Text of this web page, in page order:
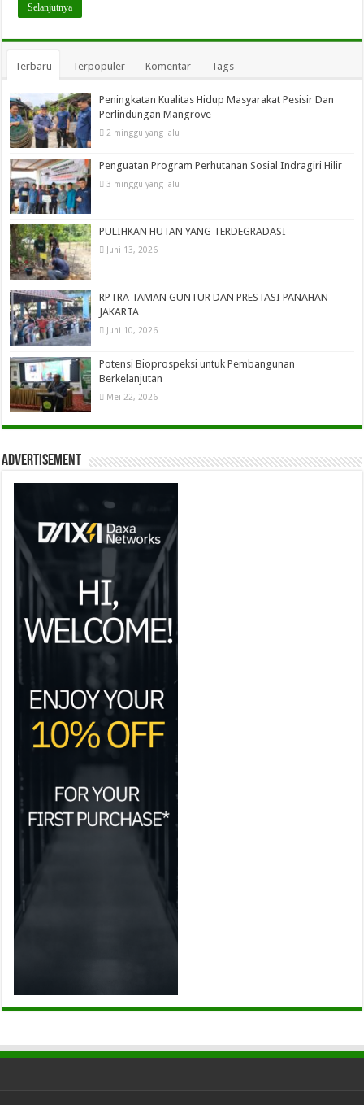
Selanjutnya
Terbaru Terpopuler Komentar Tags
Peningkatan Kualitas Hidup Masyarakat Pesisir Dan
Perlindungan Mangrove
2 minggu yang lalu
Penguatan Program Perhutanan Sosial Indragiri Hilir
3 minggu yang lalu
PULIHKAN HUTAN YANG TERDEGRADASI
Juni 13, 2026
RPTRA TAMAN GUNTUR DAN PRESTASI PANAHAN
JAKARTA
Juni 10, 2026
Potensi Bioprospeksi untuk Pembangunan
Berkelanjutan
Mei 22, 2026
Advertisement